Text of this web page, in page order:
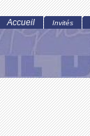
Accueil Invités